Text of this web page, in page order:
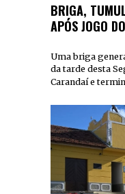
BRIGA,
APÓS JOGO
Uma briga
da tarde desta
Carandaí e